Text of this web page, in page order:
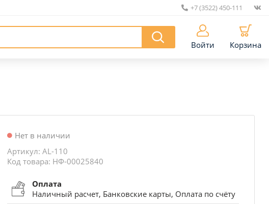
+7 (3522) 450-111
Войти Корзина
Нет в наличии
Артикул: АL-110
Код товара: НФ-00025840
Оплата
Наличный расчет, Банковские карты, Оплата по счёту